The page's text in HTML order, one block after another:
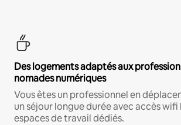
Des logements adaptés aux
nomades numériques
Vous êtes un professionnel en
un séjour longue durée avec accès
espaces de travail dédiés.